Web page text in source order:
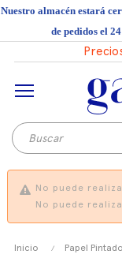
Nuestro almacén estará
de pedidos el
No puede
No puede
Inicio Papel Pintado